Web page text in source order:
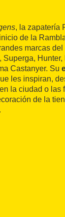
, la zapatería
de la
marcas
Superga,
Castanyer. Su
les inspiran,
la ciudad o las
de la